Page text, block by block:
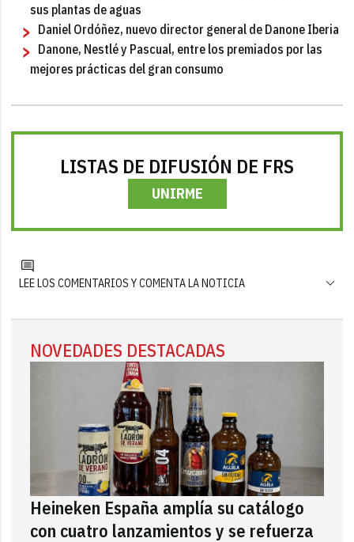
sus plantas de aguas
Daniel Ordóñez, nuevo director general de Danone Iberia
Danone, Nestlé y Pascual, entre los premiados por las
mejores prácticas del gran consumo
LISTAS DE DIFUSIÓN DE FRS
UNIRME
LEE LOS COMENTARIOS Y COMENTA LA NOTICIA
NOVEDADES DESTACADAS
Heineken España amplía su catálogo
con cuatro lanzamientos y se refuerza